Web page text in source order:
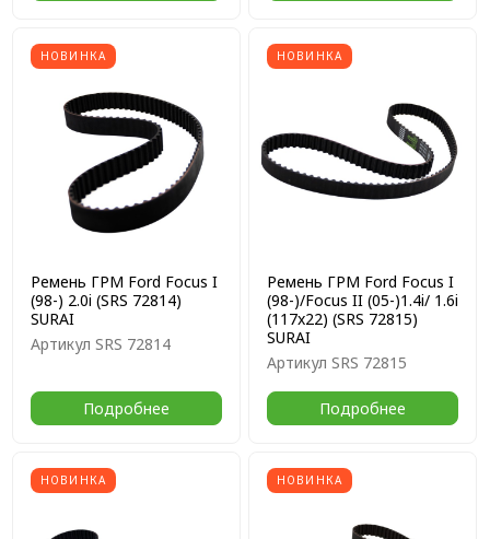
НОВИНКА
Ремень ГРМ Ford Focus I
(98-) 2.0i (SRS 72814)
SURAI
Артикул SRS 72814
Подробнее
НОВИНКА
Ремень ГРМ Ford Focus I
(98-)/Focus II (05-)1.4i/ 1.6i
(117x22) (SRS 72815)
SURAI
Артикул SRS 72815
Подробнее
НОВИНКА НОВИНКА